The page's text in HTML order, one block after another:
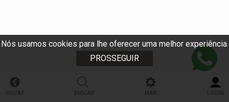
Nós usamos cookies para lhe oferecer uma melhor experiência.
PROSSEGUIR
VOLTAR BUSCAR MAIS LOGIN